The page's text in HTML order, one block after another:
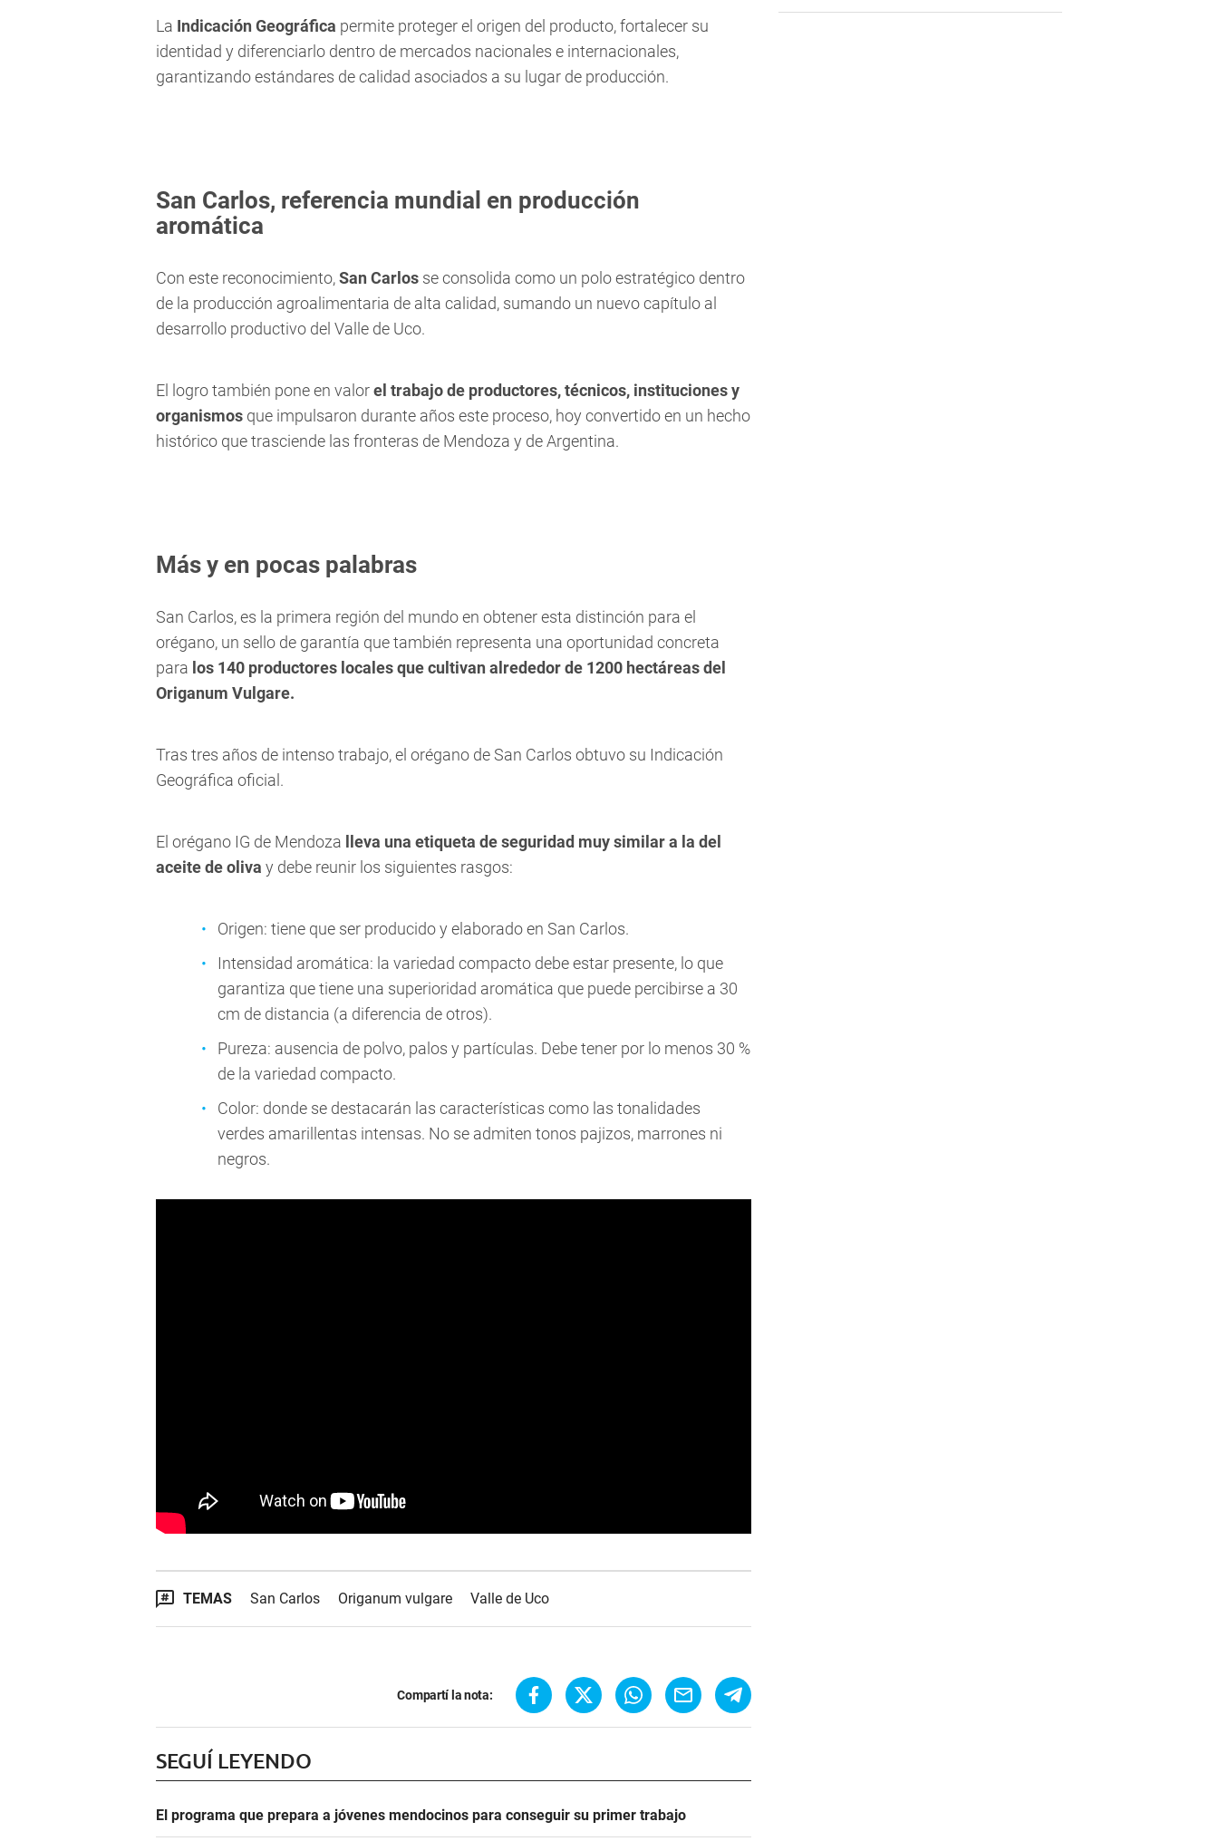
La Indicación Geográfica permite proteger el origen del producto, fortalecer su
identidad y diferenciarlo dentro de mercados nacionales e internacionales,
garantizando estándares de calidad asociados a su lugar de producción.
San Carlos, referencia mundial en producción
aromática
Con este reconocimiento,San Carlos se consolida como un polo estratégico dentro
de la producción agroalimentaria de alta calidad, sumando un nuevo capítulo al
desarrollo productivo del Valle de Uco.
El logro también pone en valorel trabajo de productores, técnicos, instituciones y
organismos que impulsaron durante años este proceso, hoy convertido en un hecho
histórico que trasciende las fronteras de Mendoza y de Argentina.
Más y en pocas palabras
San Carlos, es la primera región del mundo en obtener esta distinción para el
orégano, un sello de garantía que también representa una oportunidad concreta
para los 140 productores locales que cultivan alrededor de 1200 hectáreas del
Origanum Vulgare.
Tras tres años de intenso trabajo, el orégano de San Carlos obtuvo su Indicación
Geográfica oficial.
El orégano IG de Mendoza lleva una etiqueta de seguridad muy similar a la del
aceite de oliva y debe reunir los siguientes rasgos:
Origen: tiene que ser producido y elaborado en San Carlos.
Intensidad aromática: la variedad compacto debe estar presente, lo que
garantiza que tiene una superioridad aromática que puede percibirse a 30
cm de distancia (a diferencia de otros).
Pureza: ausencia de polvo, palos y partículas. Debe tener por lo menos 30 %
de la variedad compacto.
Color: donde se destacarán las características como las tonalidades
verdes amarillentas intensas. No se admiten tonos pajizos, marrones ni
negros.
TEMAS San Carlos Origanum vulgare Valle de Uco
Compartí la nota:
SEGUÍ LEYENDO
El programa que prepara a jóvenes mendocinos para conseguir su primer trabajo